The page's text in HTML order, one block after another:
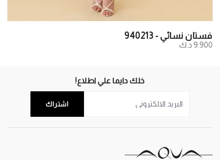
فستان نسائي - 940213
9.900 د.ك
خلك دايما علي اطلاع!
اشتراك